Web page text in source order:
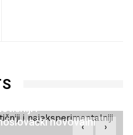
i
novovalni
‹ ›